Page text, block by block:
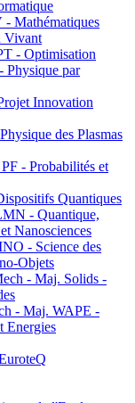
Mathématiques
Vivant
- Optimisation
par
Innovation
des Plasmas
- Probabilités et
Quantiques
- Quantique,
Nanosciences
- Science des
Objets
- Maj. Solids -
- Maj. WAPE -
Energies